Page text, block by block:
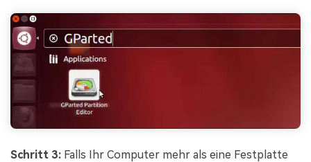
Schritt 3: Falls Ihr Computer mehr als eine Festplatte